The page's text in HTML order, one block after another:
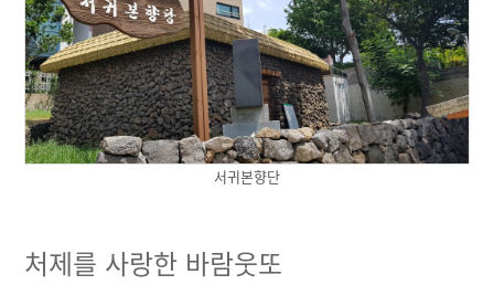
서귀본향단
처제를 사랑한 바람웃또